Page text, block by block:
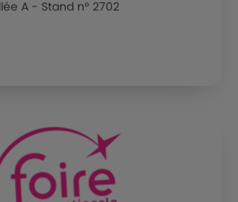
A - Stand n° 2702